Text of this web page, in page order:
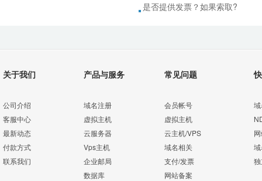
是否提供发票？如果索取?
关于我们
公司介绍
客服中心
最新动态
付款方式
联系我们
产品与服务
域名注册
虚拟主机
云服务器
Vps主机
企业邮局
数据库
常见问题
会员帐号
虚拟主机
云主机/VPS
域名相关
支付/发票
网站备案